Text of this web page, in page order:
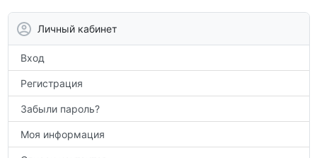
Личный кабинет
Вход
Регистрация
Забыли пароль?
Моя информация